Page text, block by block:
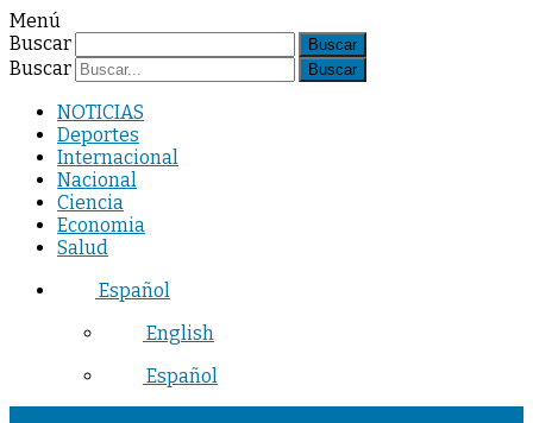
Menú
Buscar
Buscar
NOTICIAS
Deportes
Internacional
Nacional
Ciencia
Economia
Salud
Español
English
Español